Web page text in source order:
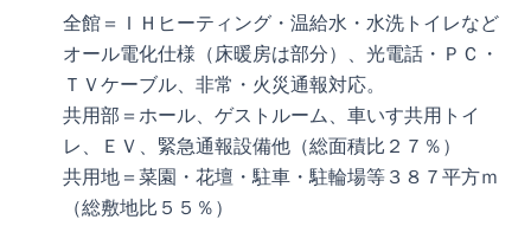
全館＝ＩＨヒーティング・温給水・水洗トイレなど
オール電化仕様（床暖房は部分）、光電話・ＰＣ・
ＴＶケーブル、非常・火災通報対応。
共用部＝ホール、ゲストルーム、車いす共用トイ
レ、ＥＶ、緊急通報設備他（総面積比２７％）
共用地＝菜園・花壇・駐車・駐輪場等３８７平方ｍ
（総敷地比５５％）